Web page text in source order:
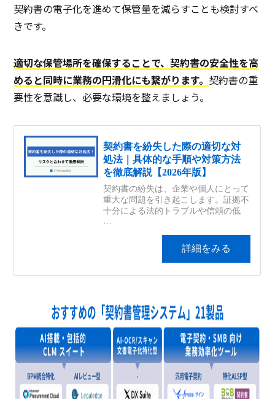
契約書の電子化を進めて保管量を減らすことも検討すべ
きです。
適切な保管場所を確保することで、契約書の安全性を高
めると同時に業務の円滑化にも繋がります。 契約書の重
要性を意識し、必要な環境を整えましょう。